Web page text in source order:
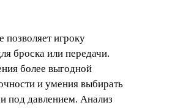
игроку
броска или передачи.
более выгодной
и умения выбирать
под давлением. Анализ